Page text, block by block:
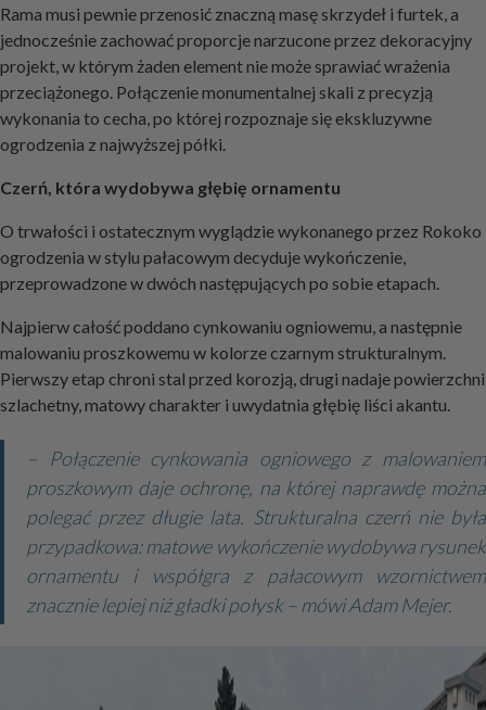
Rama musi pewnie przenosić znaczną masę skrzydeł i furtek, a
jednocześnie zachować proporcje narzucone przez dekoracyjny
projekt, w którym żaden element nie może sprawiać wrażenia
przeciążonego. Połączenie monumentalnej skali z precyzją
wykonania to cecha, po której rozpoznaje się ekskluzywne
ogrodzenia z najwyższej półki.
Czerń, która wydobywa głębię ornamentu
O trwałości i ostatecznym wyglądzie wykonanego przez Rokoko
ogrodzenia w stylu pałacowym decyduje wykończenie,
przeprowadzone w dwóch następujących po sobie etapach.
Najpierw całość poddano cynkowaniu ogniowemu, a następnie
malowaniu proszkowemu w kolorze czarnym strukturalnym.
Pierwszy etap chroni stal przed korozją, drugi nadaje powierzchni
szlachetny, matowy charakter i uwydatnia głębię liści akantu.
– Połączenie cynkowania ogniowego z malowaniem
proszkowym daje ochronę, na której naprawdę można
polegać przez długie lata. Strukturalna czerń nie była
przypadkowa: matowe wykończenie wydobywa rysunek
ornamentu i współgra z pałacowym wzornictwem
znacznie lepiej niż gładki połysk – mówi Adam Mejer.